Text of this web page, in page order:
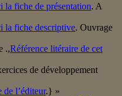
la fiche de présentation. A
la fiche descriptive. Ouvrage
.,Référence litéraire de cet
de développement
de l’éditeur.} »